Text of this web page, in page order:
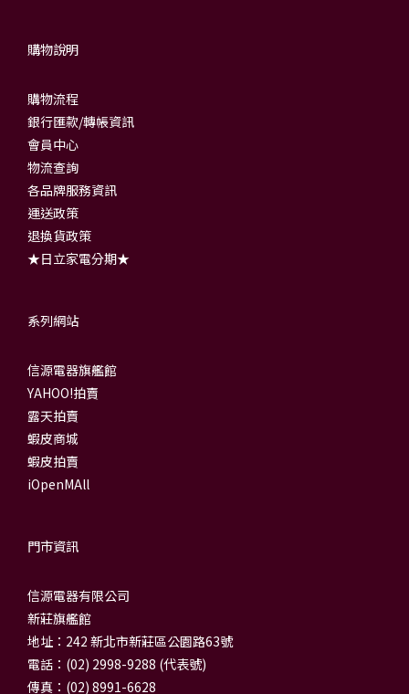
購物說明
購物流程
銀行匯款/轉帳資訊
會員中心
物流查詢
各品牌服務資訊
運送政策
退換貨政策
★日立家電分期★
系列網站
信源電器旗艦館
YAHOO!拍賣
露天拍賣
蝦皮商城
蝦皮拍賣
iOpenMAll
門市資訊
信源電器有限公司
新莊旗艦館
地址：242 新北市新莊區公園路63號
電話：(02) 2998-9288 (代表號)
傳真：(02) 8991-6628